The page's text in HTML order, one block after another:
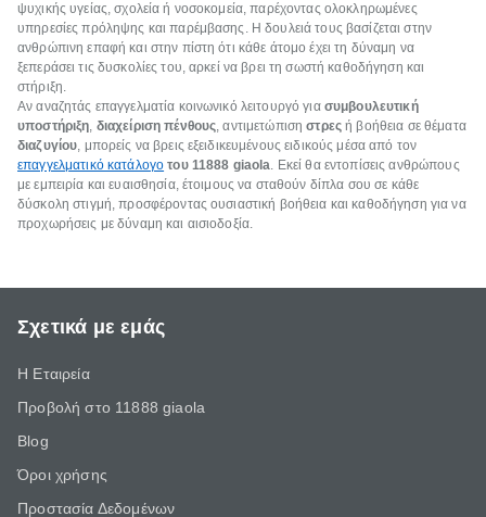
ψυχικής υγείας, σχολεία ή νοσοκομεία, παρέχοντας ολοκληρωμένες
υπηρεσίες πρόληψης και παρέμβασης. Η δουλειά τους βασίζεται στην
ανθρώπινη επαφή και στην πίστη ότι κάθε άτομο έχει τη δύναμη να
ξεπεράσει τις δυσκολίες του, αρκεί να βρει τη σωστή καθοδήγηση και
στήριξη.
Αν αναζητάς επαγγελματία κοινωνικό λειτουργό για συμβουλευτική
υποστήριξη, διαχείριση πένθους, αντιμετώπισηστρες ή βοήθεια σε θέματα
διαζυγίου, μπορείς να βρεις εξειδικευμένους ειδικούς μέσα από τον
επαγγελματικό κατάλογο του 11888 giaola. Εκεί θα εντοπίσεις ανθρώπους
με εμπειρία και ευαισθησία, έτοιμους να σταθούν δίπλα σου σε κάθε
δύσκολη στιγμή, προσφέροντας ουσιαστική βοήθεια και καθοδήγηση για να
προχωρήσεις με δύναμη και αισιοδοξία.
Σχετικά με εμάς
Η Εταιρεία
Προβολή στο 11888 giaola
Blog
Όροι χρήσης
Προστασία Δεδομένων